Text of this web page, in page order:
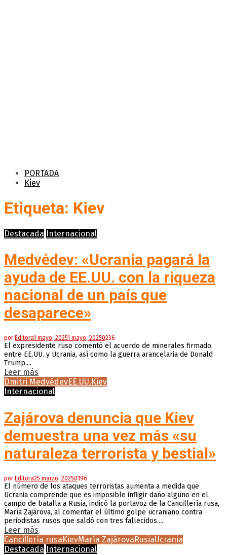
PORTADA
Kiev
Etiqueta: Kiev
Destacada Internacional
Medvédev: «Ucrania pagará la
ayuda de EE.UU. con la riqueza
nacional de un país que
desaparece»
por Editora1 mayo, 20251 mayo, 20250236
El expresidente ruso comentó el acuerdo de minerales firmado
entre EE.UU. y Ucrania, así como la guerra arancelaria de Donald
Trump....
Leer más
Dmitri MedvédevEE.UU. Kiev
Internacional
Zajárova denuncia que Kiev
demuestra una vez más «su
naturaleza terrorista y bestial»
por Editora25 marzo, 20250196
El número de los ataques terroristas aumenta a medida que
Ucrania comprende que es imposible infligir daño alguno en el
campo de batalla a Rusia, indicó la portavoz de la Cancillería rusa,
María Zajárova, al comentar el último golpe ucraniano contra
periodistas rusos que saldó con tres fallecidos....
Leer más
Cancillería rusaKievMaría ZajárovaRusiaUcrania
Destacada Internacional